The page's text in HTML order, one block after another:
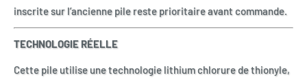
inscrite sur l’ancienne pile reste prioritaire avant commande.
TECHNOLOGIE RÉELLE
Cette pile utilise une technologie lithium chlorure de thionyle,